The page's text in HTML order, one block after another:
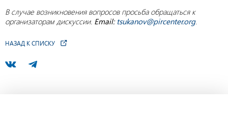
В случае возникновения вопросов просьба обращаться к
организаторам дискуссии. Email: tsukanov@pircenter.org.
НАЗАД К СПИСКУ